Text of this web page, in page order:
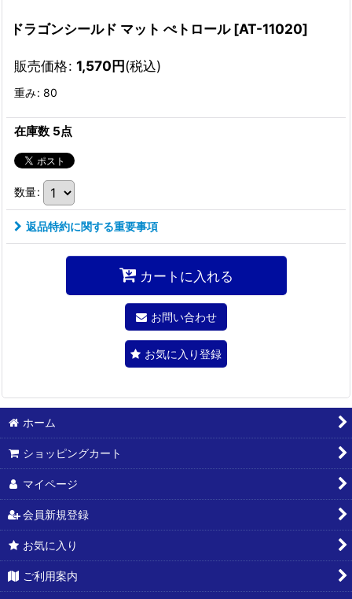
ドラゴンシールド マット ぺトロール [AT-11020]
販売価格: 1,570円(税込)
重み: 80
在庫数 5点
数量:
返品特約に関する重要事項
カートに入れる
お問い合わせ
お気に入り登録
ホーム
ショッピングカート
マイページ
会員新規登録
お気に入り
ご利用案内